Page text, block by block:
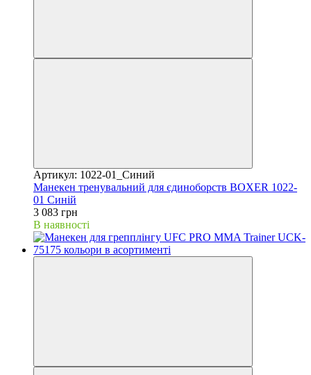
Артикул: 1022-01_Синий
Манекен тренувальний для єдиноборств BOXER 1022-
01 Синій
3 083 грн
В наявності